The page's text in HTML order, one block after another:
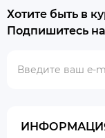
Хотите быть в
Подпишитесь